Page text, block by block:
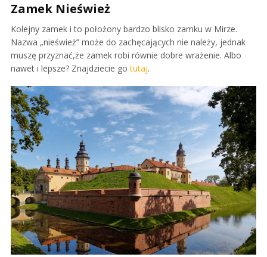
Zamek Nieśwież
Kolejny zamek i to położony bardzo blisko zamku w Mirze.
Nazwa „nieśwież” może do zachęcających nie należy, jednak
muszę przyznać,że zamek robi równie dobre wrażenie. Albo
nawet i lepsze? Znajdziecie gotutaj.